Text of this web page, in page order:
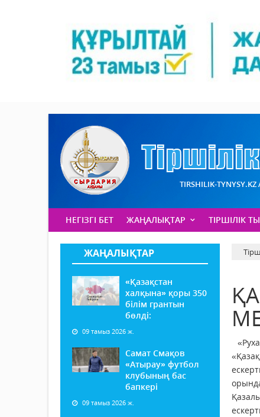
TIRSHILIK-
НЕГІЗГІ БЕТ ЖАҢАЛЫҚТАР ТІРШІЛІК
ЖАҢАЛЫҚТАР
«Қазақстан
халқына» қоры 350
білім грантын
бөлді:
09 тамыз 2026 ж.
Самат Смақов
«Атырау» футбол
клубының бас
бапкері
09 тамыз 2026 ж.